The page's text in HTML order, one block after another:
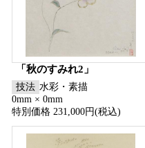
「秋のすみれ2」
技法 水彩・素描
0mm × 0mm
特別価格 231,000円(税込)